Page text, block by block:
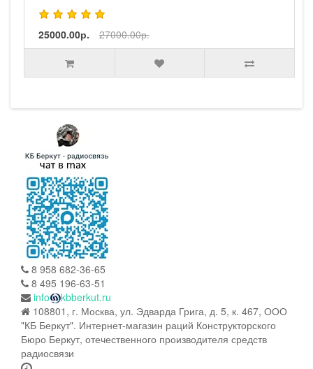
25000.00р. 27000.00р.
8 958 682-36-65
8 495 196-63-51
info
kbberkut.ru
108801, г. Москва, ул. Эдварда Грига, д. 5, к. 467, ООО
"КБ Беркут". Интернет-магазин раций Конструкторского
Бюро Беркут, отечественного производителя средств
радиосвязи